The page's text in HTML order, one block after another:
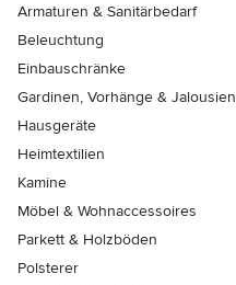
Armaturen & Sanitärbedarf
Beleuchtung
Einbauschränke
Gardinen, Vorhänge & Jalousien
Hausgeräte
Heimtextilien
Kamine
Möbel & Wohnaccessoires
Parkett & Holzböden
Polsterer